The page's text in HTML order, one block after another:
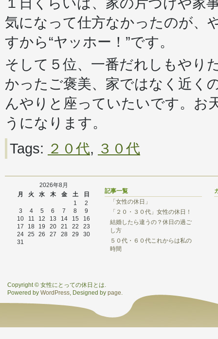
気になって仕方なかったのが、
すから“ヤッホー！”です。
そして５位、一番だれしもやり
かったご褒美、家ではなく近く
んやりと座っていたいです。お
うになります。
Tags: ２０代, ３０代
2026年8月
月
火 水 木 金 土
日
1
2
3
4 5 6 7 8
9
10
11 12 13 14 15
16
17
18 19 20 21 22
23
24 25 26 27 28 29
30
31
記事一覧
「女性の休日」
「２０・３０代」女性の休日！
結婚したら違うの？休日の過ご
し方
５０代・６０代これからは私の
時間
Copyright © 女性にとっての休日とは.
Powered by WordPress, Designed by page.